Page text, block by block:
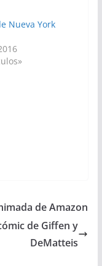
Nueva York
de Amazon
de Giffen y
DeMatteis